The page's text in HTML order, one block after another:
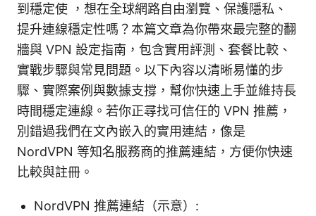
到穩定使 ，想在全球網路自由瀏覽、保護隱私、
提升連線穩定性嗎？本篇文章為你帶來最完整的翻
牆與 VPN 設定指南，包含實用評測、套餐比較、
實戰步驟與常見問題。以下內容以清晰易懂的步
驟、實際案例與數據支撐，幫你快速上手並維持長
時間穩定連線。若你正尋找可信任的 VPN 推薦，
別錯過我們在文內嵌入的實用連結，像是
NordVPN 等知名服務商的推薦連結，方便你快速
比較與註冊。
NordVPN 推薦連結（示意）: